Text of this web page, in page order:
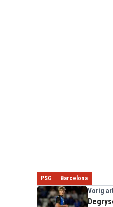
PSG Barcelona
Vorig